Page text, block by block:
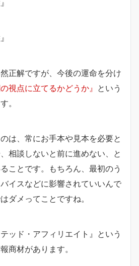
正解ですが、今後の運命を分け
視点に立てるかどうか』 という
。
は、常にお手本や見本を必要と
相談しないと前に進めない、と
ことです。もちろん、最初のう
イスなどに影響されていいんで
ダメってことですね。
ッド・アフィリエイト』という
商材があります。